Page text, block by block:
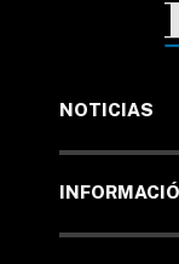
NOTICIAS